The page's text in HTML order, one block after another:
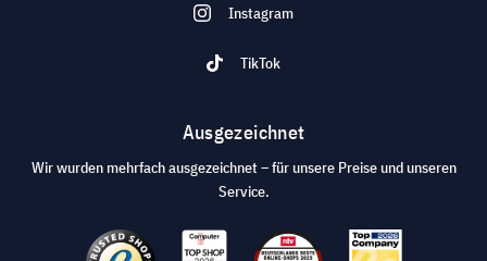
Instagram
TikTok
Ausgezeichnet
Wir wurden mehrfach ausgezeichnet – für unsere Preise und unseren
Service.